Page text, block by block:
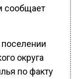
сообщает
округа
по факту